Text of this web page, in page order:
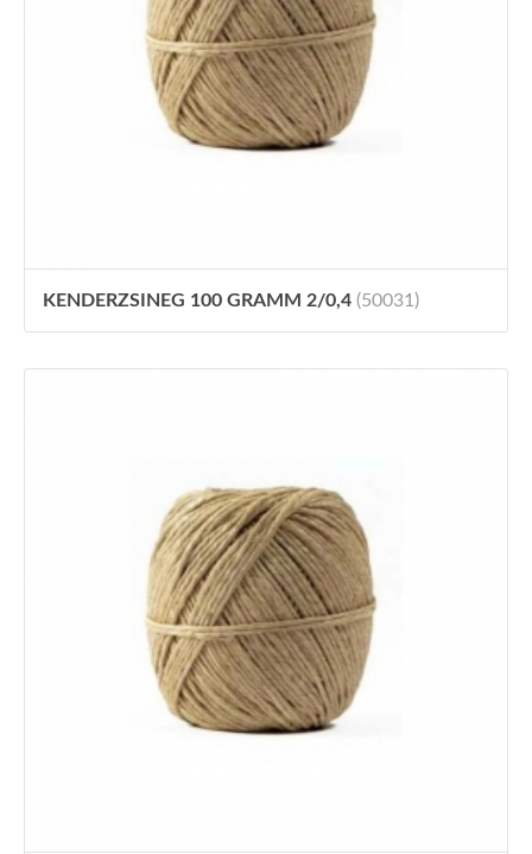
KENDERZSINEG 100 GRAMM 2/0,4 (50031)